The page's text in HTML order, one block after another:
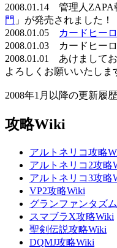
2008.01.14 管理人ZAPA
門 」が発売されました！
2008.01.05
カードヒー
2008.01.03 カードヒー
2008.01.01 あけまして
よろしくお願いいたしま
2008年1月以降の更新履
攻略Wiki
アルトネリコ攻略
アルトネリコ2攻略
アルトネリコ3攻略
VP2攻略Wiki
グランファンタズ
スマブラX攻略Wiki
聖剣伝説攻略Wiki
DQMJ攻略Wiki